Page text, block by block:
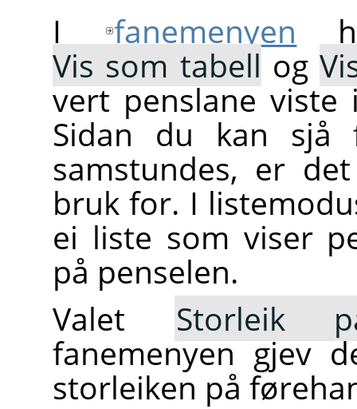
I fanemenyen
Vis som tabell og
vert penslane
Sidan du kan sjå
samstundes, er
bruk for. I
ei liste som viser
på penselen.
Valet Storleik
fanemenyen gjev
storleiken på